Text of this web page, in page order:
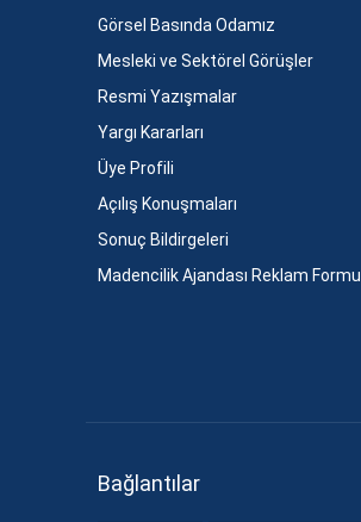
Görsel Basında Odamız
Mesleki ve Sektörel Görüşler
Resmi Yazışmalar
Yargı Kararları
Üye Profili
Açılış Konuşmaları
Sonuç Bildirgeleri
Madencilik Ajandası Reklam Formu
Bağlantılar